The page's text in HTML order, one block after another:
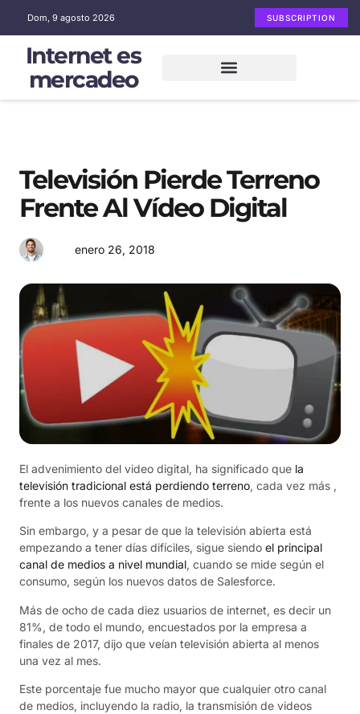
Dom, 9 agosto 2026 SUBSCRIPTION
Internet es
mercadeo
Televisión Pierde Terreno
Frente Al Vídeo Digital
enero 26, 2018
El advenimiento del video digital, ha significado que la
televisión tradicional está perdiendo terreno, cada vez más ,
frente a los nuevos canales de medios.
Sin embargo, y a pesar de que la televisión abierta está
empezando a tener días difíciles, sigue siendo el principal
canal de medios a nivel mundial, cuando se mide según el
consumo, según los nuevos datos de Salesforce.
Más de ocho de cada diez usuarios de internet, es decir un
81%, de todo el mundo, encuestados por la empresa a
finales de 2017, dijo que veían televisión abierta al menos
una vez al mes.
Este porcentaje fue mucho mayor que cualquier otro canal
de medios, incluyendo la radio, la transmisión de videos